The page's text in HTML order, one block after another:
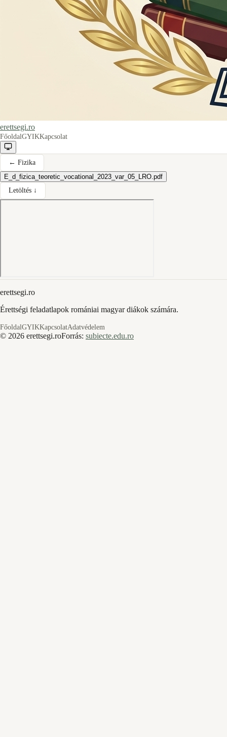
erettsegi.ro
FőoldalGYIKKapcsolat
← Fizika
E_d_fizica_teoretic_vocational_2023_var_05_LRO.pdf
Letöltés ↓
erettsegi.ro
Érettségi feladatlapok romániai magyar diákok számára.
FőoldalGYIKKapcsolatAdatvédelem
© 2026 erettsegi.roForrás: subiecte.edu.ro